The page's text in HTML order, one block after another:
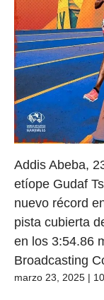
Addis Abeba,
etíope Gudaf
nuevo récord
pista cubierta
en los 3:54.86
Broadcasting
marzo 23, 2025 |